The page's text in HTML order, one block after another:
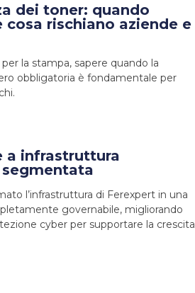
dei toner: quando
cosa rischiano aziende e
la stampa, sapere quando la
obbligatoria è fondamentale per
a infrastruttura
l’infrastruttura di Ferexpert in una
governabile, migliorando
cyber per supportare la crescita